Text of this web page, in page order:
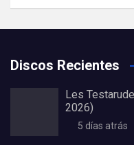
Discos Recientes
Les
2026)
5 días atrás